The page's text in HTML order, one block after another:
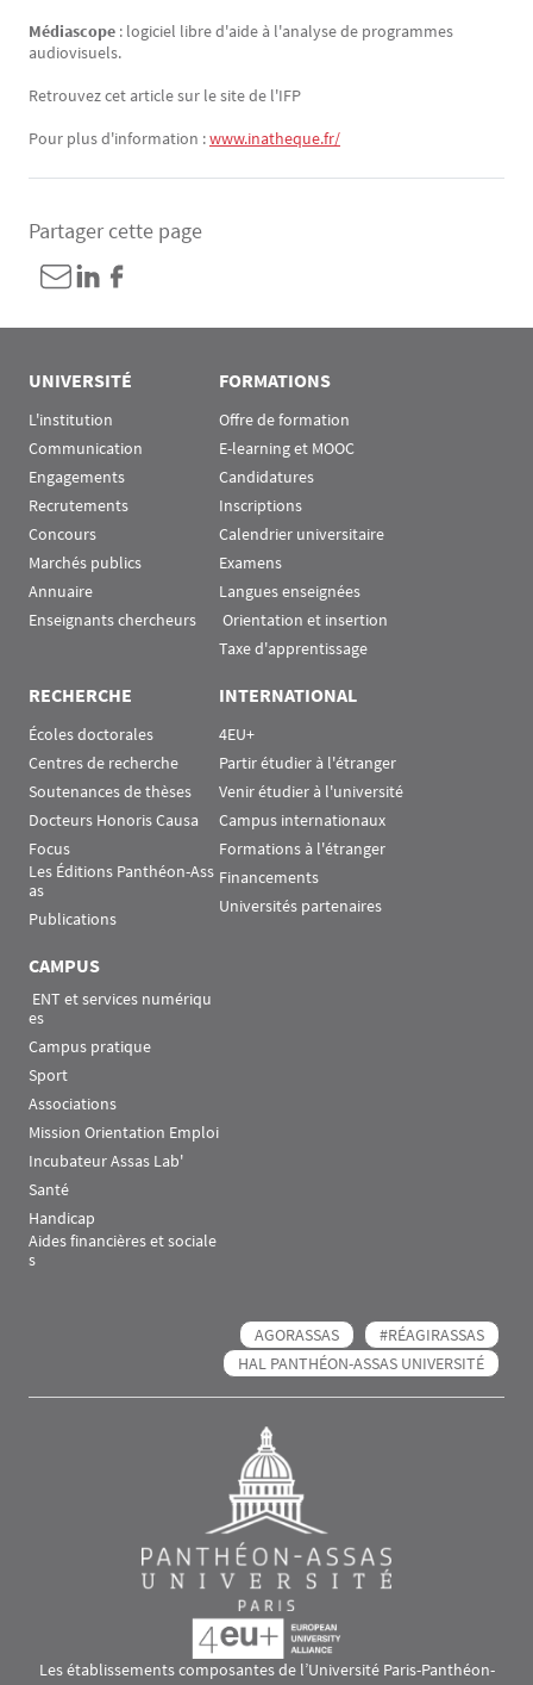
Médiascope : logiciel libre d'aide à l'analyse de programmes
audiovisuels.
Retrouvez cet article sur le site de l'IFP
Pour plus d'information :www.inatheque.fr/
Partager cette page
UNIVERSITÉ
L'institution
Communication
Engagements
Recrutements
Concours
Marchés publics
Annuaire
Enseignants chercheurs
FORMATIONS
Offre de formation
E-learning et MOOC
Candidatures
Inscriptions
Calendrier universitaire
Examens
Langues enseignées
Orientation et insertion
Taxe d'apprentissage
RECHERCHE
Écoles doctorales
Centres de recherche
Soutenances de thèses
Docteurs Honoris Causa
Focus
Les Éditions Panthéon-Ass
as
Publications
INTERNATIONAL
4EU+
Partir étudier à l'étranger
Venir étudier à l'université
Campus internationaux
Formations à l'étranger
Financements
Universités partenaires
CAMPUS
es
Campus pratique
Sport
Associations
Mission Orientation Emploi
Incubateur Assas Lab'
Santé
Handicap
Aides financières et sociale
s
AGORASSAS
#RÉAGIRASSAS
HAL PANTHÉON-ASSAS UNIVERSITÉ
Les établissements composantes de l’Université Paris-Panthéon-